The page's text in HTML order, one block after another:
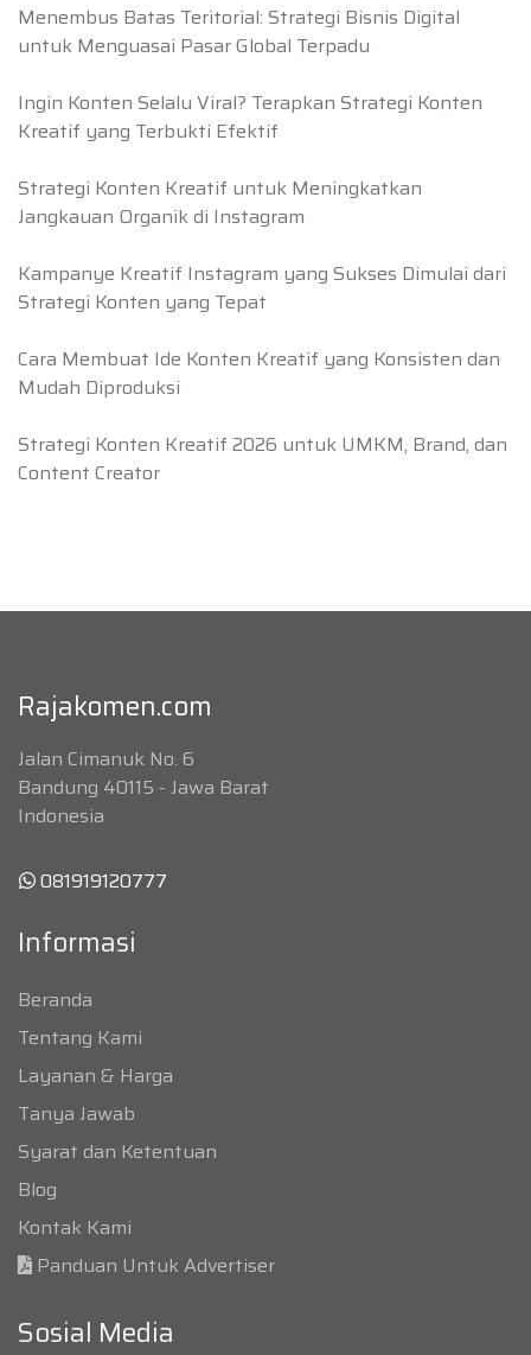
Menembus Batas Teritorial: Strategi Bisnis Digital
untuk Menguasai Pasar Global Terpadu
Ingin Konten Selalu Viral? Terapkan Strategi Konten
Kreatif yang Terbukti Efektif
Strategi Konten Kreatif untuk Meningkatkan
Jangkauan Organik di Instagram
Kampanye Kreatif Instagram yang Sukses Dimulai dari
Strategi Konten yang Tepat
Cara Membuat Ide Konten Kreatif yang Konsisten dan
Mudah Diproduksi
Strategi Konten Kreatif 2026 untuk UMKM, Brand, dan
Content Creator
Rajakomen.com
Jalan Cimanuk No. 6
Bandung 40115 - Jawa Barat
Indonesia
081919120777
Informasi
Beranda
Tentang Kami
Layanan & Harga
Tanya Jawab
Syarat dan Ketentuan
Blog
Kontak Kami
Panduan Untuk Advertiser
Sosial Media